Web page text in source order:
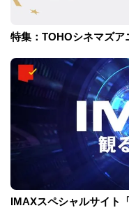
特集：TOHOシネマズア
IMAXスペシャルサイト